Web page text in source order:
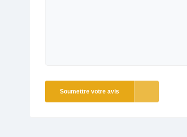
Soumettre votre avis